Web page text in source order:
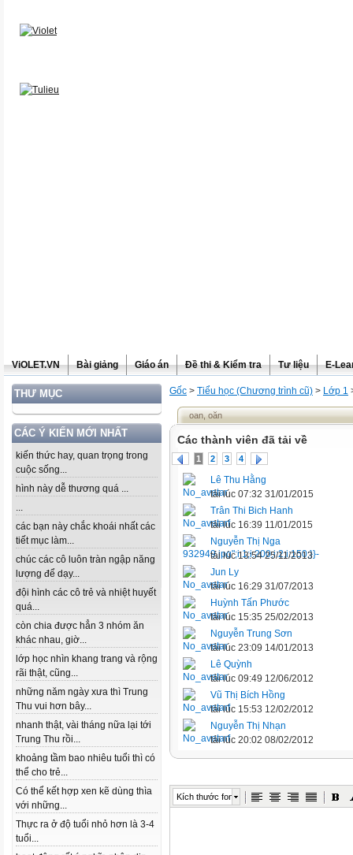
ViOLET.VN Bài giảng Giáo án Đề thi & Kiểm tra Tư liệu E-
THƯ MỤC
CÁC Ý KIẾN MỚI NHẤT
kiến thức hay, quan trọng trong
cuộc sống...
hình này dễ thương quá ...
...
các bạn này chắc khoái nhất các
tiết mục làm...
chúc các cô luôn tràn ngập năng
lượng để dạy...
đội hình các cô trẻ và nhiệt huyết
quá...
còn chia được hẳn 3 nhóm ăn
khác nhau, giờ...
lớp học nhìn khang trang và rộng
rãi thật, cũng...
những năm ngày xưa thì Trung
Thu vui hơn bây...
nhanh thật, vài tháng nữa lại tới
Trung Thu rồi...
khoảng tầm bao nhiêu tuổi thì có
thể cho trẻ...
Có thể kết hợp xen kẽ dùng thìa
với những...
Thực ra ở độ tuổi nhỏ hơn là 3-4
tuổi...
Gốc > Tiểu học (Chương trình cũ) > Lớp 1
oan, oăn
Các thành viên đã tải về
1 2 3 4
Lê Thu Hằng
tải lúc 07:32 31/01/2015
Trân Thi Bich Hanh
tải lúc 16:39 11/01/2015
Nguyễn Thị Nga
tải lúc 13:54 25/11/2013
Jun Ly
tải lúc 16:29 31/07/2013
Huỳnh Tấn Phước
tải lúc 15:35 25/02/2013
Nguyễn Trung Sơn
tải lúc 23:09 14/01/2013
Lê Quỳnh
tải lúc 09:49 12/06/2012
Vũ Thị Bích Hồng
tải lúc 15:53 12/02/2012
Nguyễn Thị Nhạn
tải lúc 20:02 08/02/2012
Kích thước font